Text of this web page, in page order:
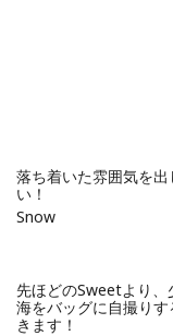
落ち着いた雰囲気を
い！
Snow
先ほどのSweetより、
海をバッグに自撮り
きます！